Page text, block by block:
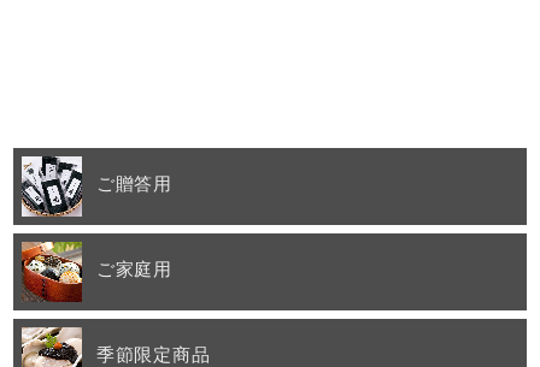
ご贈答用
ご家庭用
季節限定商品